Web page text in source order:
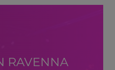
RAVENNA